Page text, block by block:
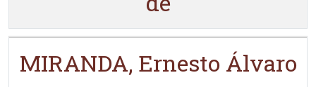
MIRANDA, Ernesto Álvaro